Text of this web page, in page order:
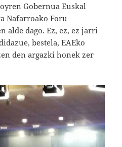
Gobernua Euskal
Nafarroako Foru
alde dago. Ez, ez, ez jarri
bestela, EAEko
den argazki honek zer